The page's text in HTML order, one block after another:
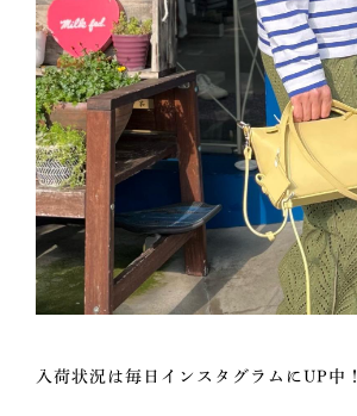
入荷状況は毎日インスタグラムにUP中！